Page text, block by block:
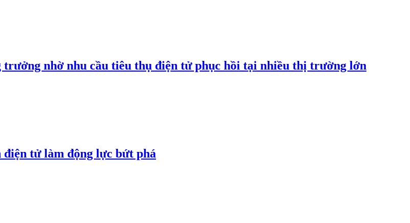
nhờ nhu cầu tiêu thụ điện tử phục hồi tại nhiều thị trường lớn
tử làm động lực bứt phá